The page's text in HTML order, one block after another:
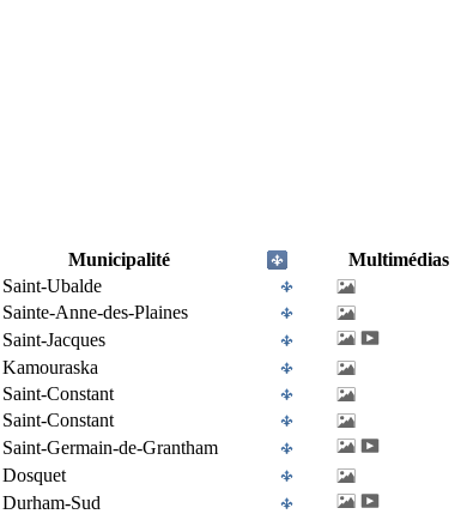
Municipalité
Multimédias
Saint-Ubalde
Sainte-Anne-des-Plaines
Saint-Jacques
Kamouraska
Saint-Constant
Saint-Constant
Saint-Germain-de-Grantham
Dosquet
Durham-Sud